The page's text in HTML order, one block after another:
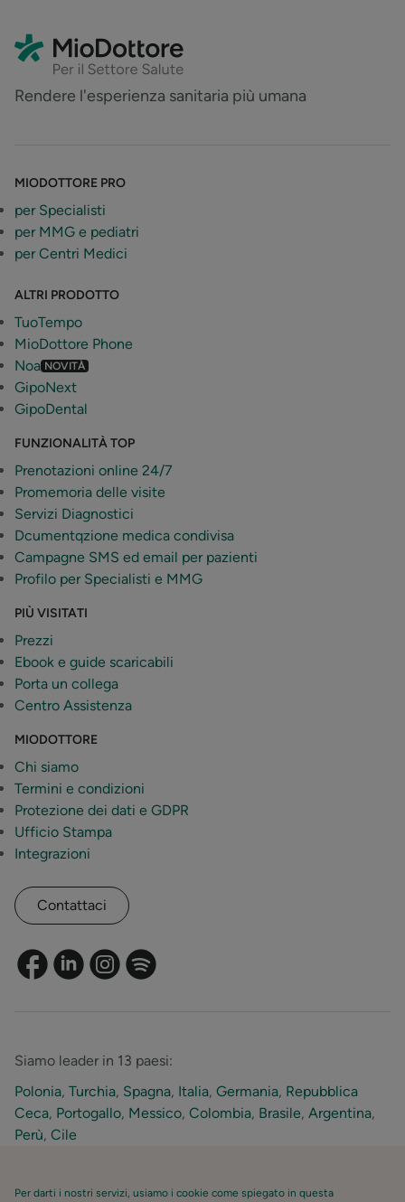
Rendere l'esperienza sanitaria più umana
MIODOTTORE PRO
per Specialisti
per MMG e pediatri
per Centri Medici
ALTRI PRODOTTO
TuoTempo
MioDottore Phone
Noa NOVITÀ
GipoNext
GipoDental
FUNZIONALITÀ TOP
Prenotazioni online 24/7
Promemoria delle visite
Servizi Diagnostici
Dcumentqzione medica condivisa
Campagne SMS ed email per pazienti
Profilo per Specialisti e MMG
PIÙ VISITATI
Prezzi
Ebook e guide scaricabili
Porta un collega
Centro Assistenza
MIODOTTORE
Chi siamo
Termini e condizioni
Protezione dei dati e GDPR
Ufficio Stampa
Integrazioni
Contattaci
Siamo leader in 13 paesi:
Polonia, Turchia, Spagna, Italia, Germania, Repubblica
Ceca, Portogallo, Messico, Colombia, Brasile, Argentina,
Perù, Cile
Per darti i nostri servizi, usiamo i cookie come spiegato in questa